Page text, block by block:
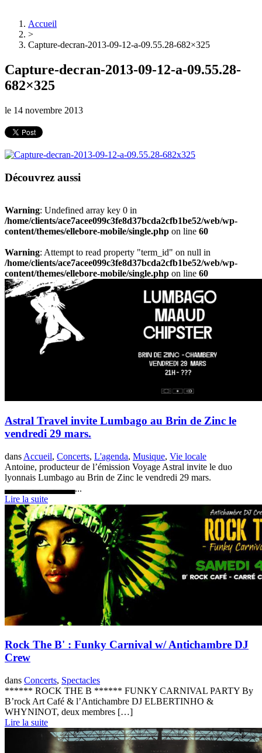
Accueil
>
Capture-decran-2013-09-12-a-09.55.28-682×325
Capture-decran-2013-09-12-a-09.55.28-
682×325
le 14 novembre 2013
Découvrez aussi
Warning: Undefined array key 0 in
/home/clients/ace7acee099c3fe8d37bcda2cfb1be52/web/wp-
content/themes/ellebore-mobile/single.php on line 60
Warning: Attempt to read property "term_id" on null in
/home/clients/ace7acee099c3fe8d37bcda2cfb1be52/web/wp-
content/themes/ellebore-mobile/single.php on line 60
Astral Travel invite Lumbago au Brin de Zinc le
vendredi 29 mars.
dans Accueil, Concerts, L'agenda, Musique, Vie locale
Antoine, producteur de l’émission Voyage Astral invite le duo
lyonnais Lumbago au Brin de Zinc le vendredi 29 mars.
▃▃▃▃▃▃▃▃▃▃...
Lire la suite
Rock The B' : Funky Carnival w/ Antichambre DJ
Crew
dans Concerts, Spectacles
****** ROCK THE B ****** FUNKY CARNIVAL PARTY By
B’rock Art Café & l’Antichambre DJ ELBERTINHO &
WHYNINOT, deux membres […]
Lire la suite